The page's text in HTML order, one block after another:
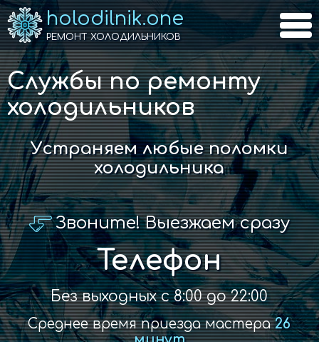
holodilnik.one
РЕМОНТ ХОЛОДИЛЬНИКОВ
Cлужбы по ремонту
холодильников
Устраняем любые поломки
холодильника
Звоните! Выезжаем сразу
Телефон
Без выходных с 8:00 до 22:00
Среднее время приезда мастера26